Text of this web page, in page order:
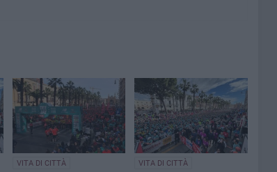
VITA DI CITTÀ VITA DI CITTÀ